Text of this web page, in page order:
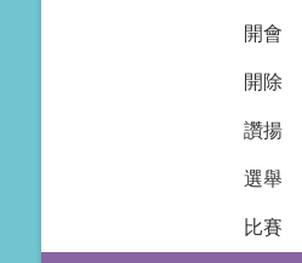
開會
開除
讚揚
選舉
比賽